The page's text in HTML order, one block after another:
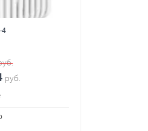
4
руб.